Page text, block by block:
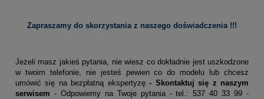
Zapraszamy do skorzystania z naszego doświadczenia !!!
Jeżeli masz jakieś pytania, nie wiesz co dokładnie jest uszkodzone
w twoim telefonie, nie jesteś pewien co do modelu lub chcesz
umówić się na bezpłatną ekspertyzę- Skontaktuj się z naszym
serwisem - Odpowiemy na Twoje pytania - tel.: 537 40 33 99 -